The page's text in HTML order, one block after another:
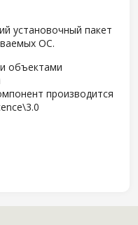
установочный пакет
ОС.
объектами
производится